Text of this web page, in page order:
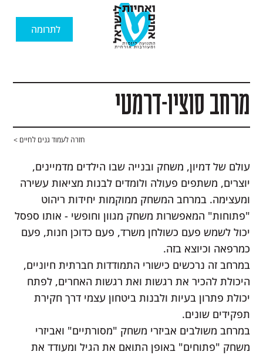
לתרומה
מרחב סוציו-דרמטי
חזרה לעמוד גנים לחיים >
עולם של דמיון, משחק ובנייה שבו הילדים מדמיינים,
יוצרים, משתפים פעולה ולומדים לבנות מציאות עשירה
ומעצימה. במרחב המשחק ממוקמות יחידות ריהוט
"פתוחות" המאפשרות משחק מגוון וחופשי - אותו ספסל
יכול לשמש פעם כשולחן משרד, פעם כדוכן חנות, פעם
כמרפאה וכיוצא בזה.
במרחב זה נרכשים כישורי התמודדות חברתית חיוניים,
היכולת להכיר את רגשות ואת רגשות האחרים, לפתח
יכולת פתרון בעיות ולבנות ביטחון עצמי דרך חקירת
תפקידים שונים.
במרחב משולבים אביזרי משחק "מסורתיים" ואביזרי
משחק "פתוחים" באופן התואם את הגיל ומעודד את